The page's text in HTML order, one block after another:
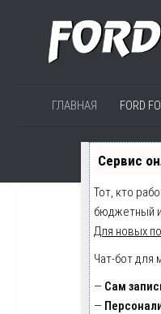
ГЛАВНАЯ FORD
Сервис
Тот, кто
бюджетный
Для новых
Чат-бот для
— Сам
—